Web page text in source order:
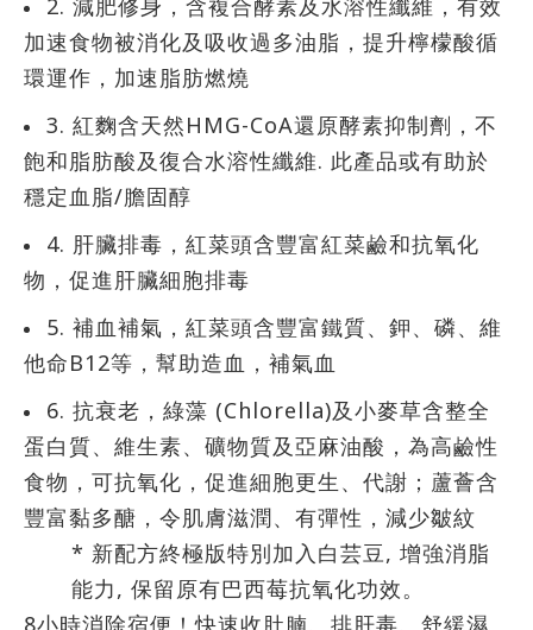
2. 減肥修身，含複合酵素及水溶性纖維，有效
加速食物被消化及吸收過多油脂，提升檸檬酸循
環運作，加速脂肪燃燒
3. 紅麴含天然HMG-CoA還原酵素抑制劑，不
飽和脂肪酸及復合水溶性纖維. 此產品或有助於
穩定血脂/膽固醇
4. 肝臟排毒，紅菜頭含豐富紅菜鹼和抗氧化
物，促進肝臟細胞排毒
5. 補血補氣，紅菜頭含豐富鐵質、鉀、磷、維
他命B12等，幫助造血，補氣血
6. 抗衰老，綠藻 (Chlorella)及小麥草含整全
蛋白質、維生素、礦物質及亞麻油酸，為高鹼性
食物，可抗氧化，促進細胞更生、代謝；蘆薈含
豐富黏多醣，令肌膚滋潤、有彈性，減少皺紋
* 新配方終極版特別加入白芸豆, 增強消脂
能力, 保留原有巴西莓抗氧化功效。
8小時消除宿便！快速收肚腩、排肝毒、舒緩濕